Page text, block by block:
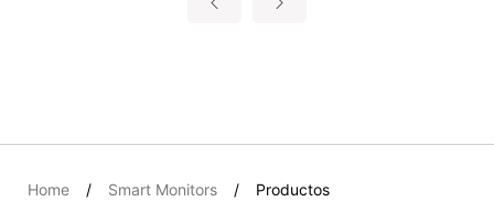
Home Smart Monitors Productos
{{item}}